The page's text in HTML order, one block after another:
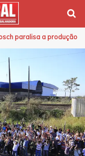
paralisa a produção